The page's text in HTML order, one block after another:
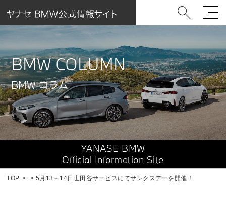
BMW COLUMN
BMW コラム
YANASE BMW
Official Information Site
TOP 5月13～14日世田谷サービスにてサンクスデーを開催！